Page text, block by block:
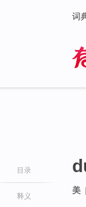
词
目录
释义
美